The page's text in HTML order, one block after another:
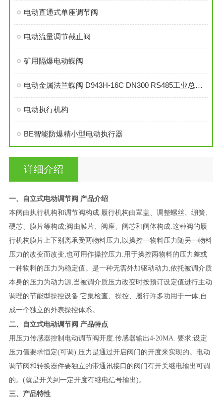
电动直通式单座调节阀
电动流量调节截止阀
矿用隔爆电动蝶阀
电动金属法兰蝶阀 D943H-16C DN300 RS485工业总线型
电动执行机构
BE智能防爆精小型电动执行器
详细介绍
一、 自立式电动调节阀 产品介绍
本阀由执行机构和调节阀构成.履行机构由罩盖、调整螺丝、绷簧、
硬芯、膜片等构成;阀由膜片、阀座、阀芯和阀体构成.这种阀的履
行机构膜片上下别离承受两物料压力,以操控一物料压力随另一物料
压力的改变而改变,也可用作操控压力.用于操控两物料的压力差或
一种物料的压力为稳定值。是一种无需外加驱动动力,依托被调介质
本身的压力为动力源,当被调介质压力改变时按预订设定值进行主动
调理的节能型操控设备.它集检查、操控、履行许多功用于一体,自
成一个独立的外表操控体系。
二、
自立式电动调节阀 产品特点
用压力传感器控制电动调节阀开度.传感器输出4-20MA. 要求:设定
压力值要求恒定(可调).压力是通过开启阀门的开度来实现的。电动
调节阀和转换器件要独立的带通讯接口的阀门有开关继电输出可调
的 。 (就是开关到一定开度有继电信号输出)。
三、 产品特性